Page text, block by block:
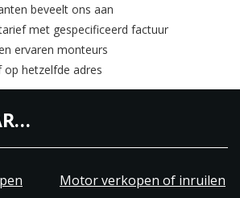
beveelt ons aan
met gespecificeerd factuur
ervaren monteurs
op hetzelfde adres
Motor verkopen of inruilen